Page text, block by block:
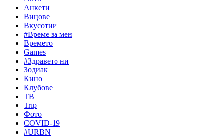
Анкети
Вицове
Вкусотии
#Време за мен
Времето
Games
#Здравето ни
Зодиак
Кино
Клубове
ТВ
Trip
Фото
COVID-19
#URBN